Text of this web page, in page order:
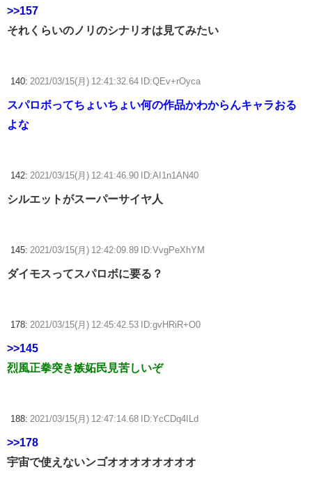
>>157
それくらいのノリのシナリオは見てみたい
140: 2021/03/15(月) 12:41:32.64 ID:QEv+rOyca
スパロボってちょいちょい何の作品かわからんキャラおる
よな
142: 2021/03/15(月) 12:41:46.90 ID:AI1n1AN40
シルエットがスーパーサイヤ人
145: 2021/03/15(月) 12:42:09.89 ID:VvgPeXhYM
ダイモスってスパロボに要る？
178: 2021/03/15(月) 12:45:42.53 ID:gvHRiR+O0
>>145
烈風正拳突き嫉妬民見苦しいぞ
188: 2021/03/15(月) 12:47:14.68 ID:YcCDq4ILd
>>178
宇宙で使えないンゴオオオオオオオオ